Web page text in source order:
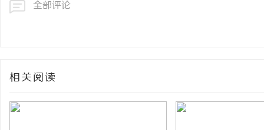
全部评论
相关阅读